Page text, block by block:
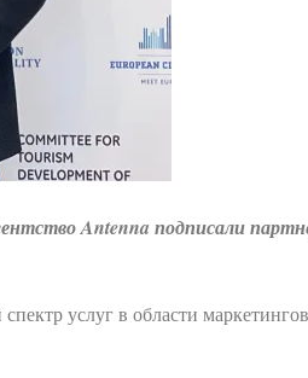
Antenna подписали
услуг в области